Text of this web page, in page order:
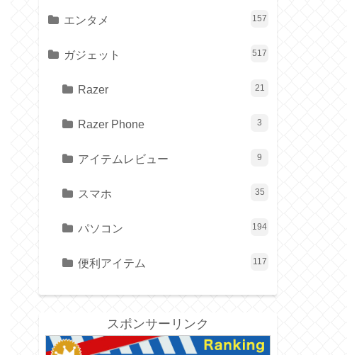
エンタメ 157
ガジェット 517
Razer 21
Razer Phone 3
アイテムレビュー 9
スマホ 35
パソコン 194
便利アイテム 117
スポンサーリンク